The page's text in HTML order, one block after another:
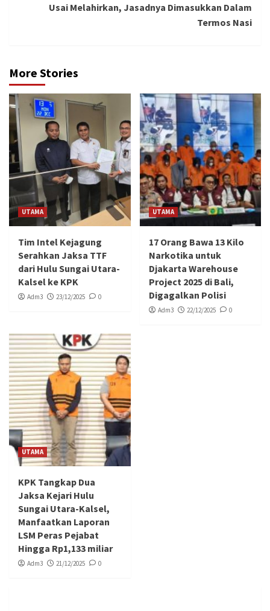
Usai Melahirkan, Jasadnya Dimasukkan Dalam
Termos Nasi
More Stories
UTAMA
Tim Intel Kejagung
Serahkan Jaksa TTF
dari Hulu Sungai Utara-
Kalsel ke KPK
Adm3 23/12/2025 0
UTAMA
17 Orang Bawa 13 Kilo
Narkotika untuk
Djakarta Warehouse
Project 2025 di Bali,
Digagalkan Polisi
Adm3 22/12/2025 0
UTAMA
KPK Tangkap Dua
Jaksa Kejari Hulu
Sungai Utara-Kalsel,
Manfaatkan Laporan
LSM Peras Pejabat
Hingga Rp1,133 miliar
Adm3 21/12/2025 0